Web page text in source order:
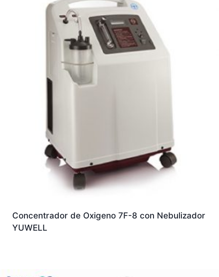
Concentrador de Oxigeno 7F-8 con Nebulizador
YUWELL